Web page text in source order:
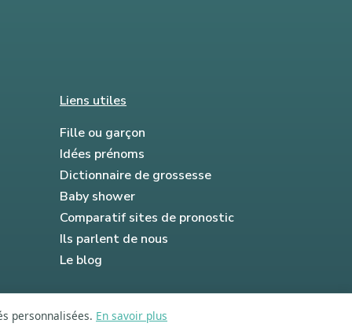
Liens utiles
Fille ou garçon
Idées prénoms
Dictionnaire de grossesse
Baby shower
Comparatif sites de pronostic
Ils parlent de nous
Le blog
personnalisées. En savoir plus